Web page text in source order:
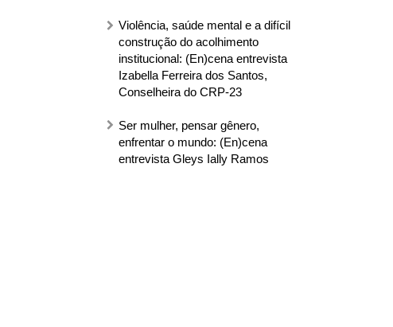
Violência, saúde mental e a difícil
construção do acolhimento
institucional: (En)cena entrevista
Izabella Ferreira dos Santos,
Conselheira do CRP-23
Ser mulher, pensar gênero,
enfrentar o mundo: (En)cena
entrevista Gleys Ially Ramos